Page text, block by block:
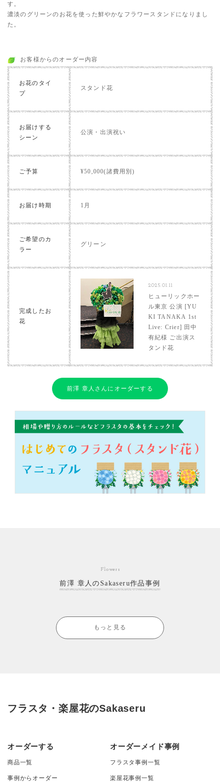
す。
濃淡のグリーンのお花を使った鮮やかなフラワースタンドになりまし
た。
お客様からのオーダー内容
お花のタイ
プ
スタンド花
お届けする
シーン
公演・出演祝い
ご予算 ¥50,000(諸費用別)
お届け時期 1月
ご希望のカ
ラー
グリーン
完成したお
花
2025.01.11
ヒューリックホー
ル東京 公演 [YU
KI TANAKA 1st
Live: Crier] 田中
有紀様 ご出演ス
タンド花
前澤 章人さんにオーダーする
Flowers
前澤 章人のSakaseru作品事例
もっと見る
フラスタ・楽屋花のSakaseru
オーダーする
商品一覧
事例からオーダー
オーダーメイド事例
フラスタ事例一覧
楽屋花事例一覧